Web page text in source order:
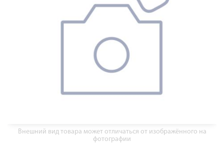
Внешний вид товара может отличаться от изображённого на
фотографии